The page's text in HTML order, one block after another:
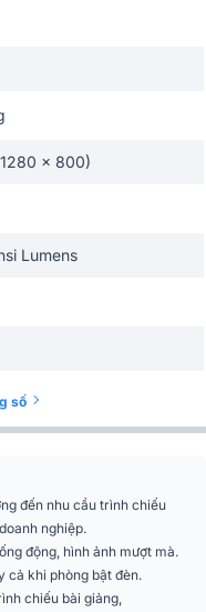
x 800)
Lumens
inch
component (via D-sub
HDMI x 2, USB (3
(cổng RJ45)...
số
đến nhu cầu trình chiếu
nghiệp.
động, hình ảnh mượt mà.
cả khi phòng bật đèn.
chiếu bài giảng,